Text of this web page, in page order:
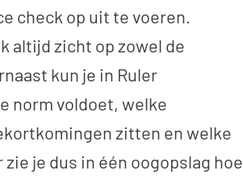
check op uit te voeren.
altijd zicht op zowel de
kun je in Ruler
norm voldoet, welke
zitten en welke
je dus in één oogopslag hoe